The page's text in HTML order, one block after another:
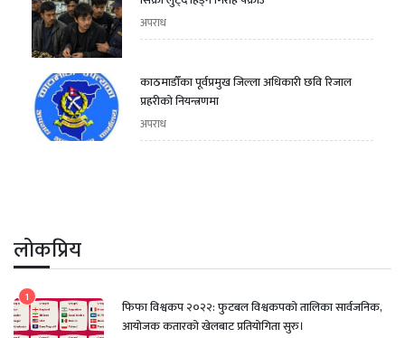
अपराध
काठमाडौँका पूर्वप्रमुख जिल्ला अधिकारी छवि रिजाल
प्रहरीको नियन्त्रणमा
अपराध
लोकप्रिय
1
फिफा विश्वकप २०२२: फुटबल विश्वकपको तालिका सार्वजनिक,
आयोजक कतारको खेलबाट प्रतियोगिता सुरु।